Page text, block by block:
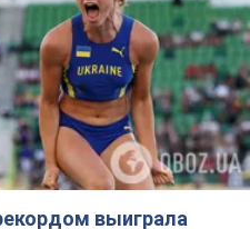
Украины на
атлетике U20.
выступила в Орегоне
в уколах